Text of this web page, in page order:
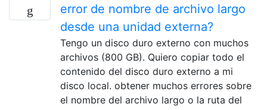
error de nombre de archivo largo
desde una unidad externa?
Tengo un disco duro externo con muchos
archivos (800 GB). Quiero copiar todo el
contenido del disco duro externo a mi
disco local. obtener muchos errores sobre
el nombre del archivo largo o la ruta del